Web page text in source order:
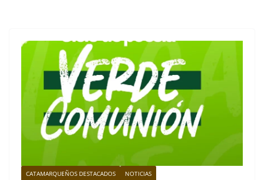
CATAMARQUEÑOS DESTACADOS NOTICIAS